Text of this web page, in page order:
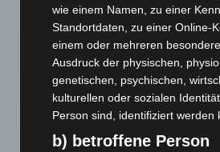
38% 3.6m/s
SA.
27° 34° 26 °
wie einem Namen, zu einer
Standortdaten, zu einer Online-
einem oder mehreren
Ausdruck der physischen,
genetischen, psychischen,
kulturellen oder sozialen
Person sind, identifiziert werden
b) betroffene Person